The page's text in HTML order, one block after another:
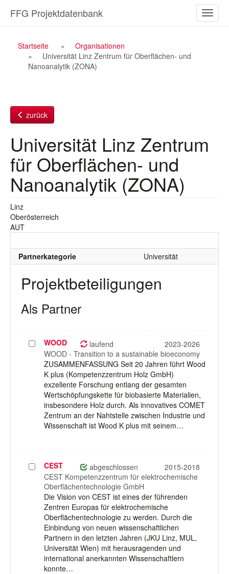
Inhalt
ein-/
FFG Projektdatenbank
Breadcrumb
Navigation
Startseite
Organisationen
Universität Linz Zentrum für Oberflächen- und
Nanoanalytik (ZONA)
zurück
Universität Linz Zentrum
für Oberflächen- und
Nanoanalytik (ZONA)
Linz
Oberösterreich
AUT
Partnerkategorie Universität
Projektbeteiligungen
Als Partner
Projekt
auswählen
WOOD laufend
2023-2026
WOOD - Transition to a sustainable bioeconomy
ZUSAMMENFASSUNG Seit 20 Jahren führt Wood
K plus (Kompetenzzentrum Holz GmbH)
exzellente Forschung entlang der gesamten
Wertschöpfungskette für biobasierte Materialien,
insbesondere Holz durch. Als innovatives COMET
Zentrum an der Nahtstelle zwischen Industrie und
Wissenschaft ist Wood K plus mit seinem…
Projekt
auswählen
CEST abgeschlossen
2015-2018
CEST Kompetenzzentrum für elektrochemische
Oberflächentechnologie GmbH
Die Vision von CEST ist eines der führenden
Zentren Europas für elektrochemische
Oberflächentechnologie zu werden. Durch die
Einbindung von neuen wissenschaftlichen
Partnern in den letzten Jahren (JKU Linz, MUL,
Universität Wien) mit herausragenden und
international anerkannten Wissenschaftlern
konnte…